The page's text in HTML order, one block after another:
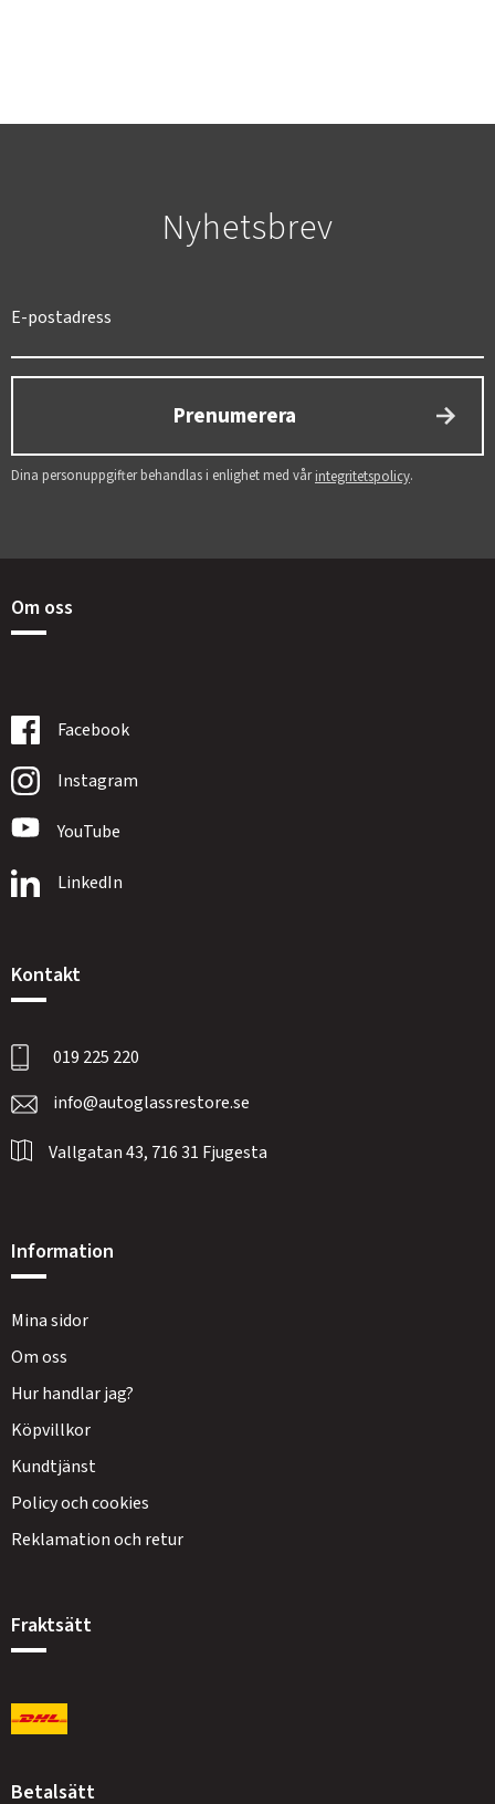
Nyhetsbrev
Prenumerera
Dina personuppgifter behandlas i enlighet med vårintegritetspolicy.
Om oss
Facebook
Instagram
YouTube
LinkedIn
Kontakt
019 225 220
info@autoglassrestore.se
Vallgatan 43, 716 31 Fjugesta
Information
Mina sidor
Om oss
Hur handlar jag?
Köpvillkor
Kundtjänst
Policy och cookies
Reklamation och retur
Fraktsätt
Betalsätt